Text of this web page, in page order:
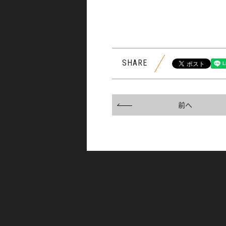
SHARE
前へ